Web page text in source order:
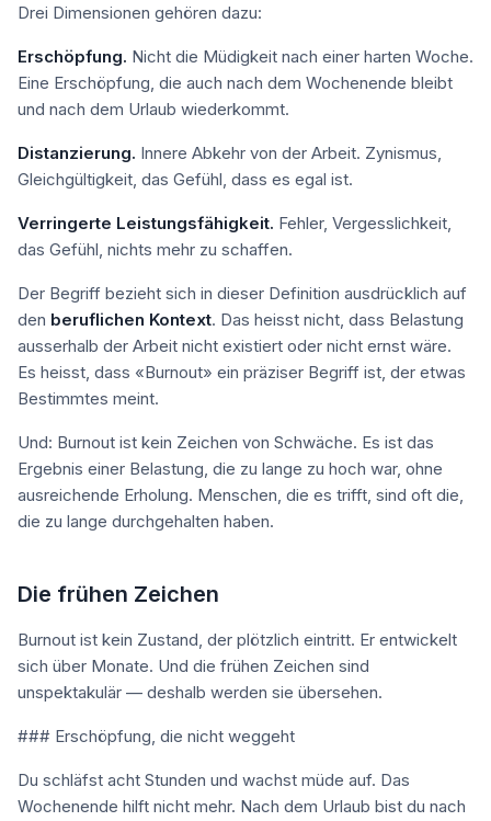
Drei Dimensionen gehören dazu:
Erschöpfung. Nicht die Müdigkeit nach einer harten Woche.
Eine Erschöpfung, die auch nach dem Wochenende bleibt
und nach dem Urlaub wiederkommt.
Distanzierung. Innere Abkehr von der Arbeit. Zynismus,
Gleichgültigkeit, das Gefühl, dass es egal ist.
Verringerte Leistungsfähigkeit. Fehler, Vergesslichkeit,
das Gefühl, nichts mehr zu schaffen.
Der Begriff bezieht sich in dieser Definition ausdrücklich auf
den beruflichen Kontext. Das heisst nicht, dass Belastung
ausserhalb der Arbeit nicht existiert oder nicht ernst wäre.
Es heisst, dass «Burnout» ein präziser Begriff ist, der etwas
Bestimmtes meint.
Und: Burnout ist kein Zeichen von Schwäche. Es ist das
Ergebnis einer Belastung, die zu lange zu hoch war, ohne
ausreichende Erholung. Menschen, die es trifft, sind oft die,
die zu lange durchgehalten haben.
Die frühen Zeichen
Burnout ist kein Zustand, der plötzlich eintritt. Er entwickelt
sich über Monate. Und die frühen Zeichen sind
unspektakulär — deshalb werden sie übersehen.
### Erschöpfung, die nicht weggeht
Du schläfst acht Stunden und wachst müde auf. Das
Wochenende hilft nicht mehr. Nach dem Urlaub bist du nach